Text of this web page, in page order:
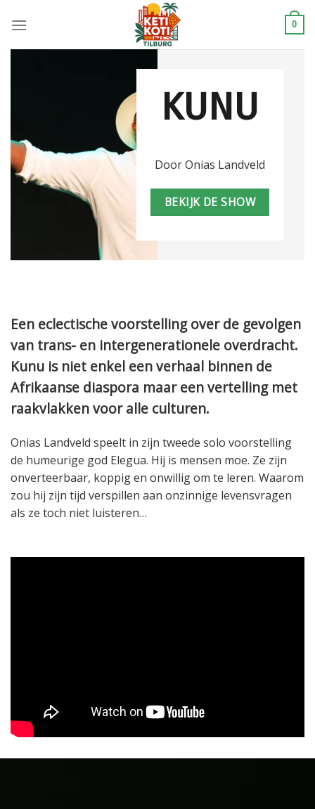
0
KUNU
Door Onias Landveld
BEKIJK DE SHOW
Een eclectische voorstelling over de gevolgen
van trans- en intergenerationele overdracht.
Kunu is niet enkel een verhaal binnen de
Afrikaanse diaspora maar een vertelling met
raakvlakken voor alle culturen.
Onias Landveld speelt in zijn tweede solo voorstelling
de humeurige god Elegua. Hij is mensen moe. Ze zijn
onverteerbaar, koppig en onwillig om te leren. Waarom
zou hij zijn tijd verspillen aan onzinnige levensvragen
als ze toch niet luisteren…